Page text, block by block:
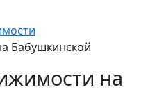
Бабушкинской
на